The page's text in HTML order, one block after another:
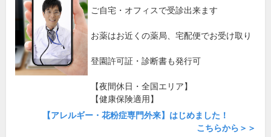
ご自宅・オフィスで受診出来ます
お薬はお近くの薬局、宅配便でお受け取り
登園許可証・診断書も発行可
【夜間休日・全国エリア】
【健康保険適用】
【アレルギー・花粉症専門外来】はじめました！
こちらから＞＞